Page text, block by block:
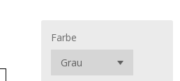
Farbe